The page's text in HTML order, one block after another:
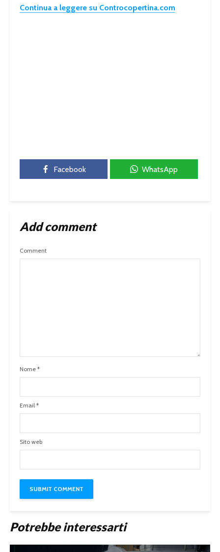
Continua a leggere su Controcopertina.com
Facebook WhatsApp
Add comment
Comment
Nome *
Email *
Sito web
Potrebbe interessarti